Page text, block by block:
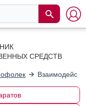
СРЕДСТВ